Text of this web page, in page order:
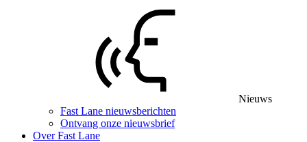
Nieuws
Fast Lane nieuwsberichten
Ontvang onze nieuwsbrief
Over Fast Lane